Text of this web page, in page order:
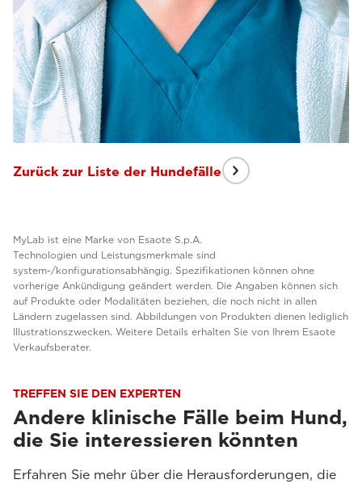
Zurück zur Liste der Hundefälle
MyLab ist eine Marke von Esaote S.p.A.
Technologien und Leistungsmerkmale sind
system-/konfigurationsabhängig. Spezifikationen können ohne
vorherige Ankündigung geändert werden. Die Angaben können sich
auf Produkte oder Modalitäten beziehen, die noch nicht in allen
Ländern zugelassen sind. Abbildungen von Produkten dienen lediglich
Illustrationszwecken. Weitere Details erhalten Sie von Ihrem Esaote
Verkaufsberater.
TREFFEN SIE DEN EXPERTEN
Andere klinische Fälle beim Hund,
die Sie interessieren könnten
Erfahren Sie mehr über die Herausforderungen, die